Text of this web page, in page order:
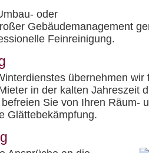
oder
Gebäudemanagement
Feinreinigung.
übernehmen wir
in der kalten Jahreszeit
Sie von Ihren Räum-
Glättebekämpfung.